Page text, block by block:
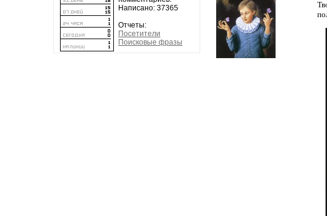
Написано: 37365
Отчеты:
Посетители
Поисковые фразы